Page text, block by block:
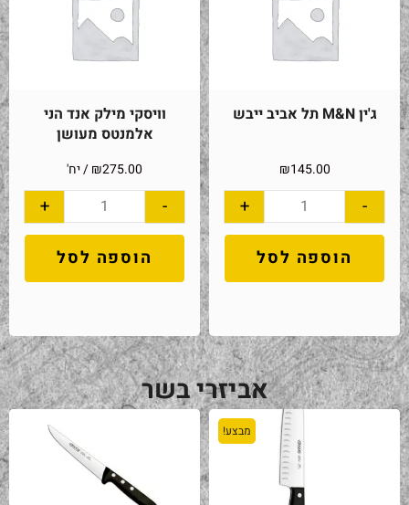
ג'ין M&N תל אביב ייבש
₪145.00
-
+
הוספה לסל
וויסקי מילק אנד הני
אלמנטס מעושן
₪275.00 / יח'
-
+
הוספה לסל
אביזרי בשר
מבצע!